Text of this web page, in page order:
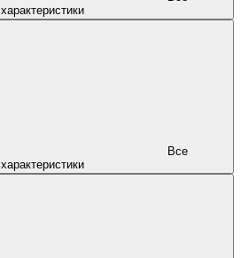
характеристики
характеристики